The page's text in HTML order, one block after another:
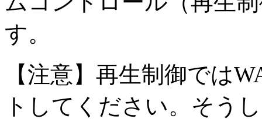
す。
【注意】再生制御では
トしてください。そう